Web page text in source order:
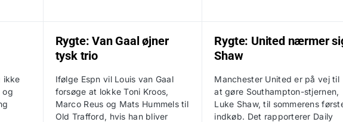
ikke
og
Rygte: Van Gaal øjner
tysk trio
Ifølge Espn vil Louis van Gaal
forsøge at lokke Toni Kroos,
Marco Reus og Mats Hummels til
Old Trafford, hvis han bliver
Rygte: United nærmer
Shaw
Manchester United er på vej til
at gøre Southampton-stjernen,
Luke Shaw, til sommerens
indkøb. Det rapporterer Daily